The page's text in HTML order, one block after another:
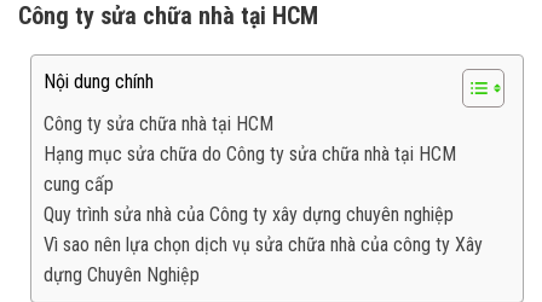
Công ty sửa chữa nhà tại HCM
Nội dung chính
Công ty sửa chữa nhà tại HCM
Hạng mục sửa chữa do Công ty sửa chữa nhà tại HCM
cung cấp
Quy trình sửa nhà của Công ty xây dựng chuyên nghiệp
Vì sao nên lựa chọn dịch vụ sửa chữa nhà của công ty Xây
dựng Chuyên Nghiệp